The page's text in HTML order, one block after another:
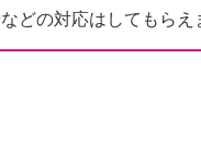
どの対応はしてもらえ